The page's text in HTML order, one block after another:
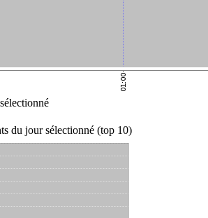
du jour sélectionné (top 10)